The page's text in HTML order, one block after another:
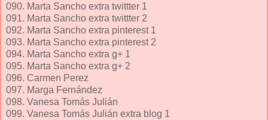
090. Marta Sancho extra twittter 1
091. Marta Sancho extra twittter 2
092. Marta Sancho extra pinterest 1
093. Marta Sancho extra pinterest 2
094. Marta Sancho extra g+ 1
095. Marta Sancho extra g+ 2
096. Carmen Perez
097. Marga Fernández
098. Vanesa Tomás Julián
099. Vanesa Tomás Julián extra blog 1